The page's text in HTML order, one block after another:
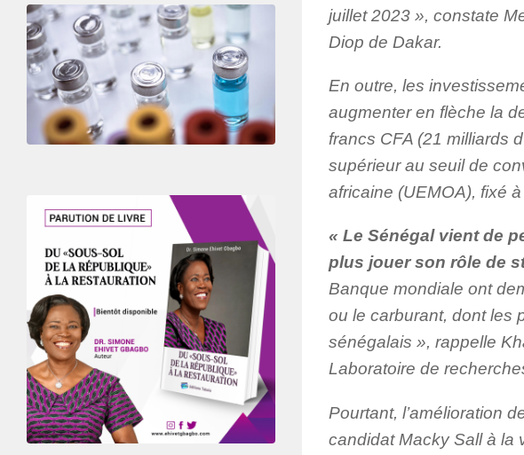
juillet 2023 », constate
Diop de Dakar.
En outre, les
augmenter en flèche la
francs CFA (21 milliards
supérieur au seuil de
africaine (UEMOA), fixé à
« Le Sénégal vient de
plus jouer son rôle de
Banque mondiale ont
ou le carburant, dont les
sénégalais », rappelle
Laboratoire de
Pourtant, l’amélioration
candidat Macky Sall à la